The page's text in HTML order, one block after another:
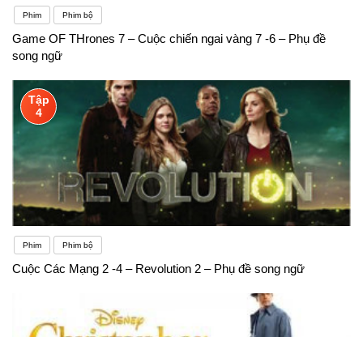
Phim Phim bộ
Game OF THrones 7 – Cuộc chiến ngai vàng 7 -6 – Phụ đề
song ngữ
Tập
4
Phim Phim bộ
Cuộc Các Mạng 2 -4 – Revolution 2 – Phụ đề song ngữ